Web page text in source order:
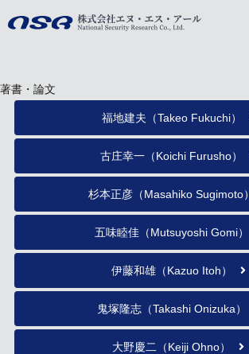
事業内容
会社概要
著書・論文
お問い合わせ
著書・論文
福地建夫（Takeo Fukuchi）
古庄幸一（Koichi Furusho）
杉本正彦（Masahiko Sugimoto）
五味睦佳（Mutsuyoshi Gomi）
伊藤和雄（Kazuo Itoh）
鬼塚隆志（Takashi Onizuka）
大野慶二（Keiji Ohno）